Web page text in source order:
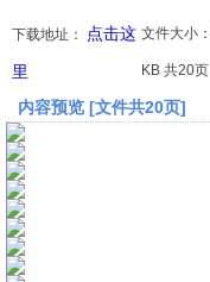
文档
下载地址：
点击这
里
文件大小：
KB 共20页
内容预览 [文件共20页]